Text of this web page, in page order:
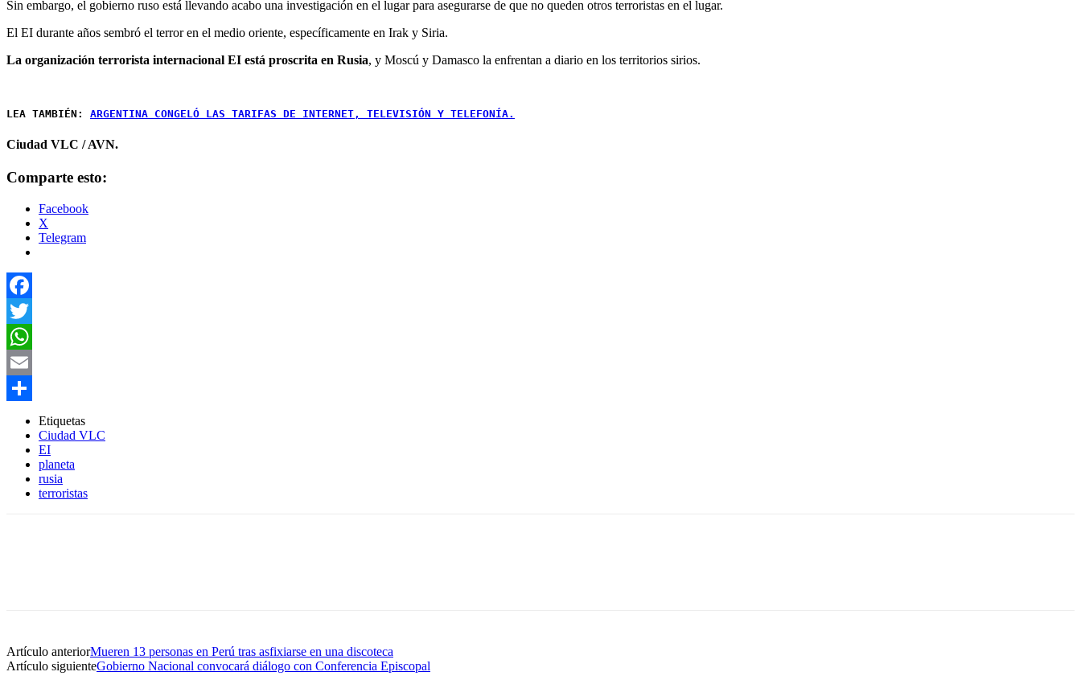
Sin embargo, el gobierno ruso está llevando acabo una investigación en el lugar para asegurarse de que no queden otros terroristas en el lugar.
El EI durante años sembró el terror en el medio oriente, específicamente en Irak y Siria.
La organización terrorista internacional EI está proscrita en Rusia, y Moscú y Damasco la enfrentan a diario en los territorios sirios.
LEA TAMBIÉN: ARGENTINA CONGELÓ LAS TARIFAS DE INTERNET, TELEVISIÓN Y TELEFONÍA.
Ciudad VLC / AVN.
Comparte esto:
Facebook
X
Telegram
Facebook
Twitter
WhatsApp
Email
Compartir
Etiquetas
Ciudad VLC
EI
planeta
rusia
terroristas
Artículo anteriorMueren 13 personas en Perú tras asfixiarse en una discoteca
Artículo siguienteGobierno Nacional convocará diálogo con Conferencia Episcopal